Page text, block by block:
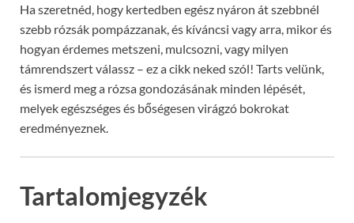
Ha szeretnéd, hogy kertedben egész nyáron át szebbnél
szebb rózsák pompázzanak, és kíváncsi vagy arra, mikor és
hogyan érdemes metszeni, mulcsozni, vagy milyen
támrendszert válassz – ez a cikk neked szól! Tarts velünk,
és ismerd meg a rózsa gondozásának minden lépését,
melyek egészséges és bőségesen virágzó bokrokat
eredményeznek.
Tartalomjegyzék